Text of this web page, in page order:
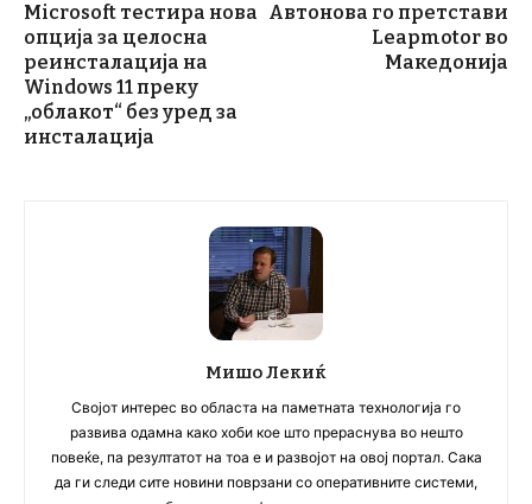
Microsoft тестира нова
опција за целосна
реинсталација на
Windows 11 преку
„облакот“ без уред за
инсталација
Автонова го претстави
Leapmotor во
Македонија
Мишо Лекиќ
Својот интерес во областа на паметната технологија го
развива одамна како хоби кое што прераснува во нешто
повеќе, па резултатот на тоа е и развојот на овој портал. Сака
да ги следи сите новини поврзани со оперативните системи,